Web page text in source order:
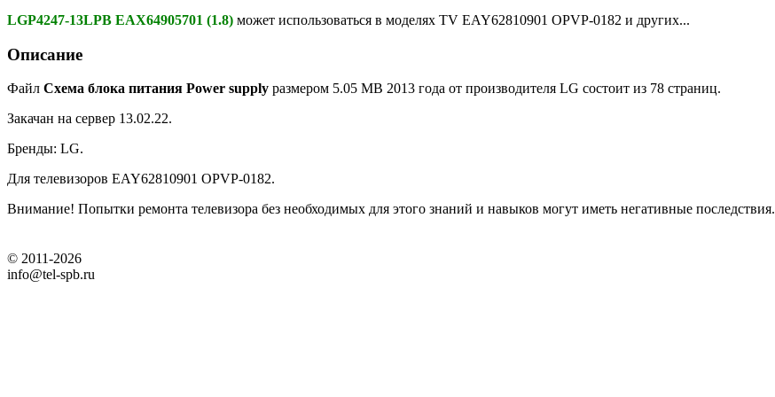
LGP4247-13LPB EAX64905701 (1.8) может использоваться в моделях TV EAY62810901 OPVP-0182 и других...
Описание
Файл Схема блока питания Power supply размером 5.05 MB 2013 года от производителя LG состоит из 78 страниц.
Закачан на сервер 13.02.22.
Бренды: LG.
Для телевизоров EAY62810901 OPVP-0182.
Внимание! Попытки ремонта телевизора без необходимых для этого знаний и навыков могут иметь негативные последствия.
© 2011-2026
info@tel-spb.ru